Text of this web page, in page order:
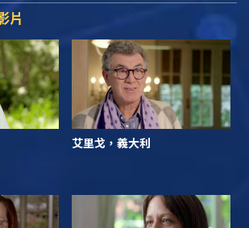
片
艾里戈，義大利